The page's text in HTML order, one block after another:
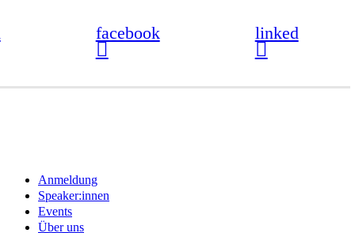
facebook linked
Close
Menu
Anmeldung
Speaker:innen
Events
Über uns